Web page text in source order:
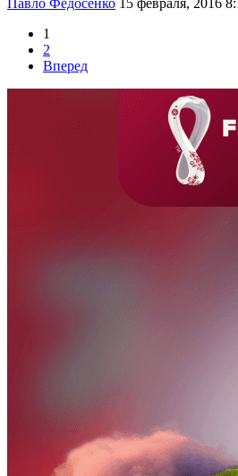
Павло Федосенко 15 февраля, 2016
1
2
Вперед